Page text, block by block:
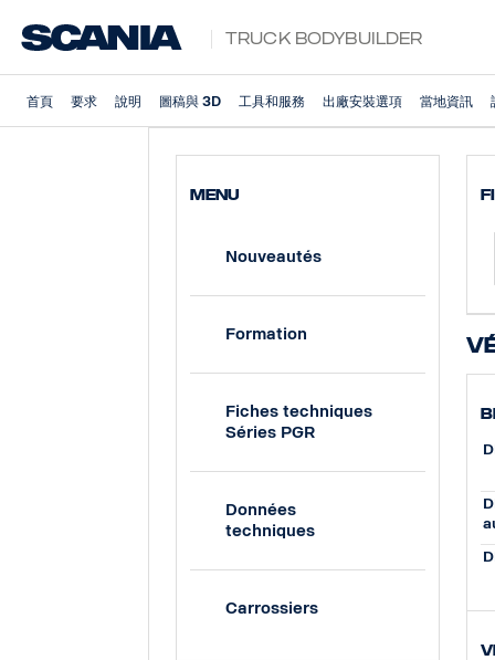
Truck Bodybuilder
首頁 要求 說明 圖稿與 3D 工具和服務 出廠安裝選項 當地資訊
MENU
Nouveautés
Formation
Fiches techniques
Séries PGR
Données
techniques
Carrossiers